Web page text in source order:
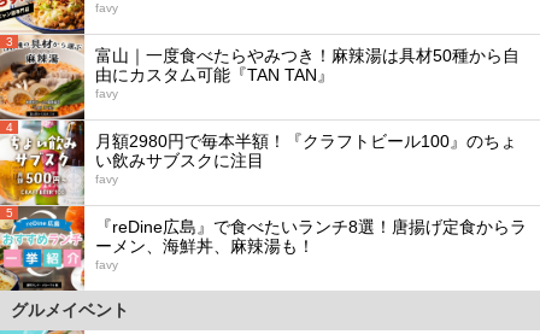
favy
3
富山｜一度食べたらやみつき！麻辣湯は具材50種から自
由にカスタム可能『TAN TAN』
favy
4
月額2980円で毎本半額！『クラフトビール100』のちょ
い飲みサブスクに注目
favy
5
『reDine広島』で食べたいランチ8選！唐揚げ定食からラ
ーメン、海鮮丼、麻辣湯も！
favy
グルメイベント